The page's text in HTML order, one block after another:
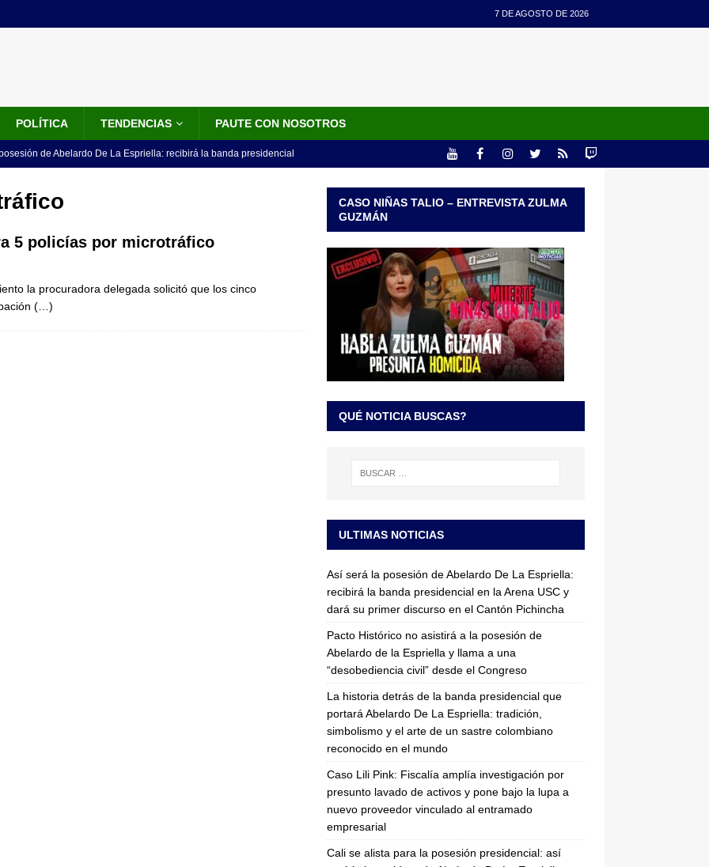
7 DE AGOSTO DE 2026
POLÍTICA TENDENCIAS PAUTE CON NOSOTROS
de Abelardo De La Espriella: recibirá la banda presidencial
no asistirá a la posesión de Abelardo de la Espriella y llama a
LO ÚLTIMO
de un sastre colombiano reconocido en el mundo LO
5 policías por microtráfico
la procuradora delegada solicitó que los cinco
(…)
CASO NIÑAS TALIO – ENTREVISTA ZULMA
GUZMÁN
QUÉ NOTICIA BUSCAS?
ULTIMAS NOTICIAS
Así será la posesión de Abelardo De La Espriella:
recibirá la banda presidencial en la Arena USC y
dará su primer discurso en el Cantón Pichincha
Pacto Histórico no asistirá a la posesión de
Abelardo de la Espriella y llama a una
“desobediencia civil” desde el Congreso
La historia detrás de la banda presidencial que
portará Abelardo De La Espriella: tradición,
simbolismo y el arte de un sastre colombiano
reconocido en el mundo
Caso Lili Pink: Fiscalía amplía investigación por
presunto lavado de activos y pone bajo la lupa a
nuevo proveedor vinculado al entramado
empresarial
Cali se alista para la posesión presidencial: así